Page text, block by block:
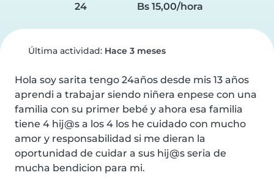
24
Bs 15,00/hora
Última actividad: Hace 3 meses
Hola soy sarita tengo 24años desde mis 13 años
aprendi a trabajar siendo niñera enpese con una
familia con su primer bebé y ahora esa familia
tiene 4 hij@s a los 4 los he cuidado con mucho
amor y responsabilidad si me dieran la
oportunidad de cuidar a sus hij@s seria de
mucha bendicion para mi.